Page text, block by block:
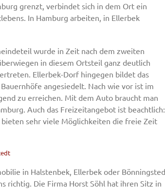
grenzt, verbindet sich in dem Ort ein
In Hamburg arbeiten, in Ellerbek
wurde in Zeit nach dem zweiten
in diesem Ortsteil ganz deutlich
Ellerbek-Dorf hingegen bildet das
angesiedelt. Nach wie vor ist im
zu erreichen. Mit dem Auto braucht man
Auch das Freizeitangebot ist beachtlich:
bieten sehr viele Möglichkeiten die freie Zeit
in Halstenbek, Ellerbek oder
richtig. Die Firma Horst Söhl hat ihren Sitz in